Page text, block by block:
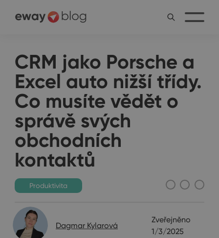
CRM jako Porsche a
Excel auto nižší třídy.
Co musíte vědět o
správě svých
obchodních
kontaktů
Produktivita
Dagmar Kylarová
Zveřejněno
1/3/2025